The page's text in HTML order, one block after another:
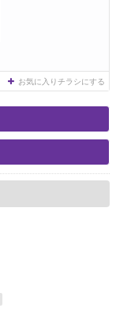
お気に入りチラシにする